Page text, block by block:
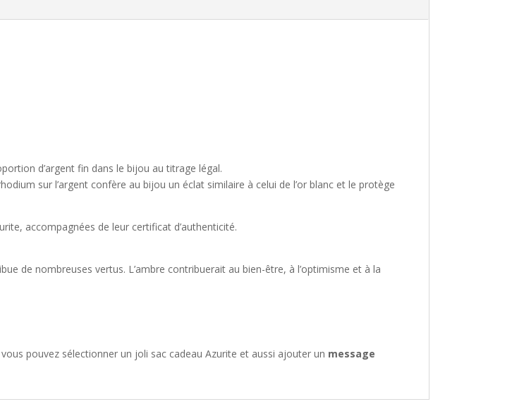
d’argent fin dans le bijou au titrage légal.
sur l’argent confère au bijou un éclat similaire à celui de l’or blanc et le protège
accompagnées de leur certificat d’authenticité.
de nombreuses vertus. L’ambre contribuerait au bien-être, à l’optimisme et à la
pouvez sélectionner un joli sac cadeau Azurite et aussi ajouter un message